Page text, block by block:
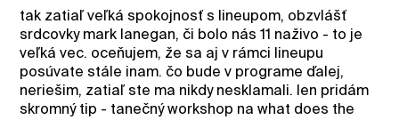
tak zatiaľ veľká spokojnosť s lineupom, obzvlášť
srdcovky mark lanegan, či bolo nás 11 naživo - to je
veľká vec. oceňujem, že sa aj v rámci lineupu
posúvate stále inam. čo bude v programe ďalej,
neriešim, zatiaľ ste ma nikdy nesklamali. len pridám
skromný tip - tanečný workshop na what does the